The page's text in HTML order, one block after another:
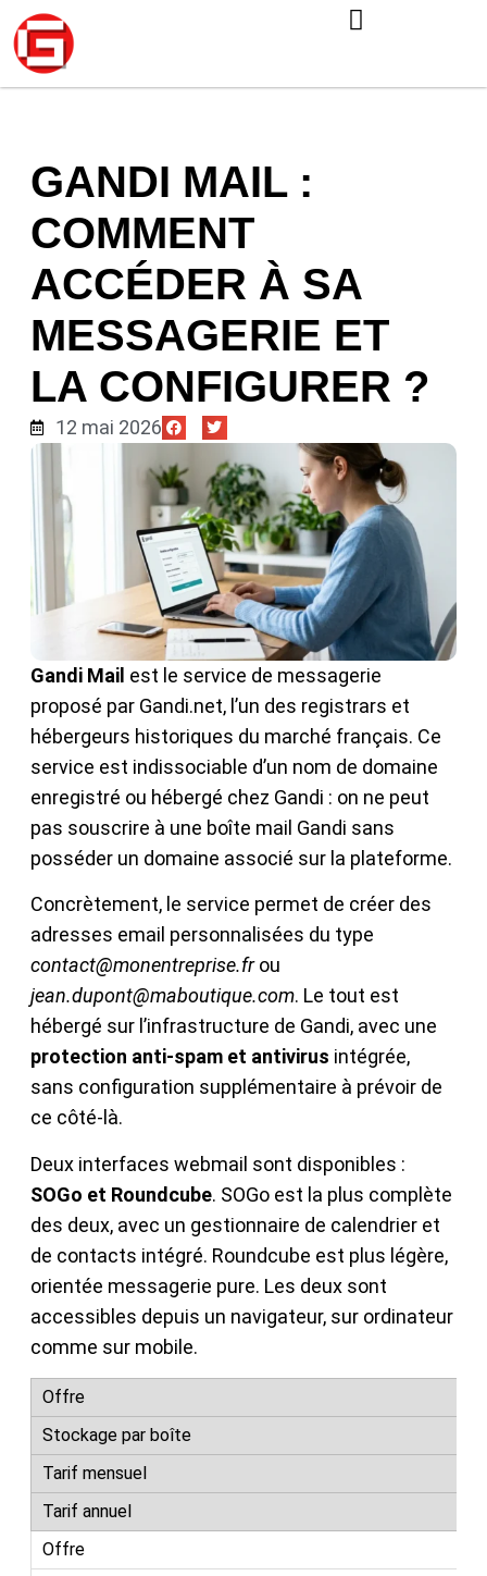
GANDI MAIL :
COMMENT
ACCÉDER À SA
MESSAGERIE ET
LA CONFIGURER ?
12 mai 2026
Gandi Mail est le service de messagerie
proposé par Gandi.net, l’un des registrars et
hébergeurs historiques du marché français. Ce
service est indissociable d’un nom de domaine
enregistré ou hébergé chez Gandi : on ne peut
pas souscrire à une boîte mail Gandi sans
posséder un domaine associé sur la plateforme.
Concrètement, le service permet de créer des
adresses email personnalisées du type
contact@monentreprise.frou
jean.dupont@maboutique.com. Le tout est
hébergé sur l’infrastructure de Gandi, avec une
protection anti-spam et antivirus intégrée,
sans configuration supplémentaire à prévoir de
ce côté-là.
Deux interfaces webmail sont disponibles :
SOGo et Roundcube. SOGo est la plus complète
des deux, avec un gestionnaire de calendrier et
de contacts intégré. Roundcube est plus légère,
orientée messagerie pure. Les deux sont
accessibles depuis un navigateur, sur ordinateur
comme sur mobile.